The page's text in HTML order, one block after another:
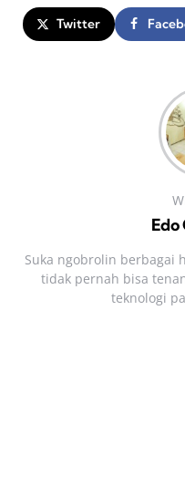
Twitter
Edo
Suka ngobrolin berbagai
tidak pernah bisa
teknologi